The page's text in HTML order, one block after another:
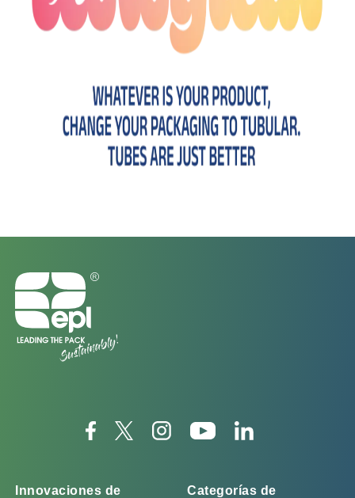
Innovaciones de
Categorías de